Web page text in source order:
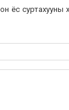
ёс суртахууны